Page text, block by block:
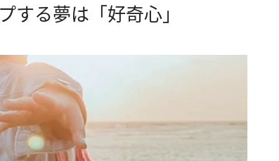
する夢は「好奇心」